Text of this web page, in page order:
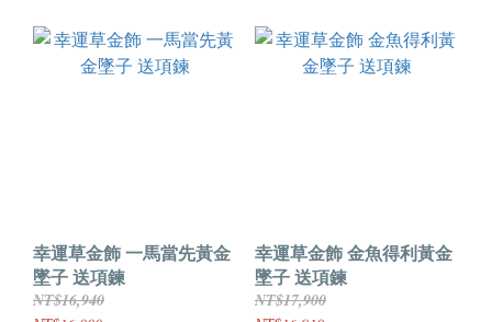
幸運草金飾 一馬當先黃金
墜子 送項鍊
NT$16,940
幸運草金飾 金魚得利黃金
墜子 送項鍊
NT$17,900